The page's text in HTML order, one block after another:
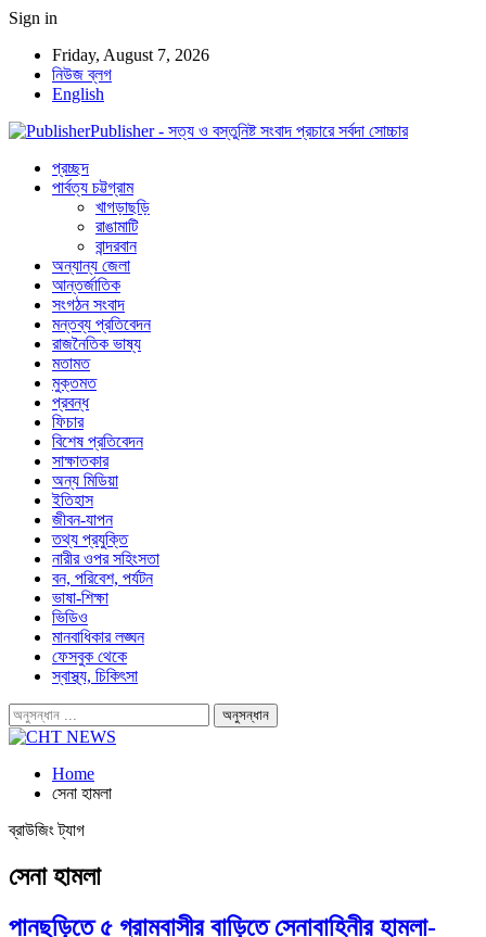
Sign in
Friday, August 7, 2026
নিউজ ব্লগ
English
Publisher - সত্য ও বস্তুনিষ্ট সংবাদ প্রচারে সর্বদা সোচ্চার
প্রচ্ছদ
পার্বত্য চট্টগ্রাম
খাগড়াছড়ি
রাঙামাটি
বান্দরবান
অন্যান্য জেলা
আন্তর্জাতিক
সংগঠন সংবাদ
মন্তব্য প্রতিবেদন
রাজনৈতিক ভাষ্য
মতামত
মুক্তমত
প্রবন্ধ
ফিচার
বিশেষ প্রতিবেদন
সাক্ষাতকার
অন্য মিডিয়া
ইতিহাস
জীবন-যাপন
তথ্য প্রযুক্তি
নারীর ওপর সহিংসতা
বন, পরিবেশ, পর্যটন
ভাষা-শিক্ষা
ভিডিও
মানবাধিকার লঙ্ঘন
ফেসবুক থেকে
স্বাস্থ্য, চিকিৎসা
Home
সেনা হামলা
ব্রাউজিং ট্যাগ
সেনা হামলা
পানছড়িতে ৫ গ্রামবাসীর বাড়িতে সেনাবাহিনীর হামলা-